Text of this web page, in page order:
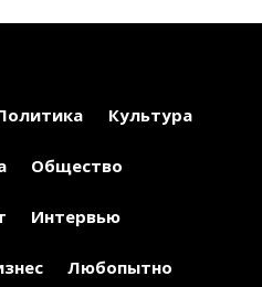
Культура
Общество
Интервью
Любопытно